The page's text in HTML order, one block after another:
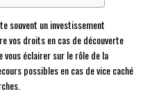
souvent un investissement
vos droits en cas de découverte
vous éclairer sur le rôle de la
possibles en cas de vice caché